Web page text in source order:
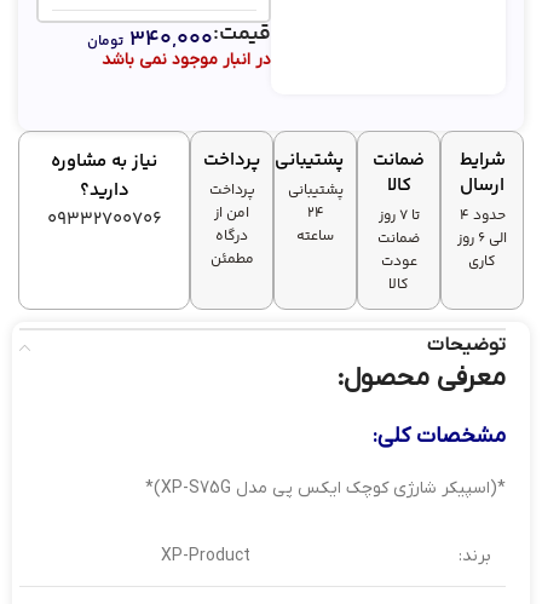
پشتیبانی از
فلش
حافظه:
ابعاد
اسپیکر:
14×7×10
سانتی متر
در انبار موجود نمی باشد
قیمت:۳۴۰,۰۰۰ تومان
شرایط
ارسال
حدود 4
الی 6 روز
کاری
ضمانت
کالا
تا ۷ روز
ضمانت
عودت
کالا
پشتیبانی
پشتیبانی
۲۴
ساعته
پرداخت
پرداخت
امن از
درگاه
مطمئن
نیاز به مشاوره
دارید؟
09332700706
توضیحات
معرفی محصول:
مشخصات کلی:
*(اسپیکر شارژی کوچک ایکس پی مدل XP-S75G)*
برند: XP-Product